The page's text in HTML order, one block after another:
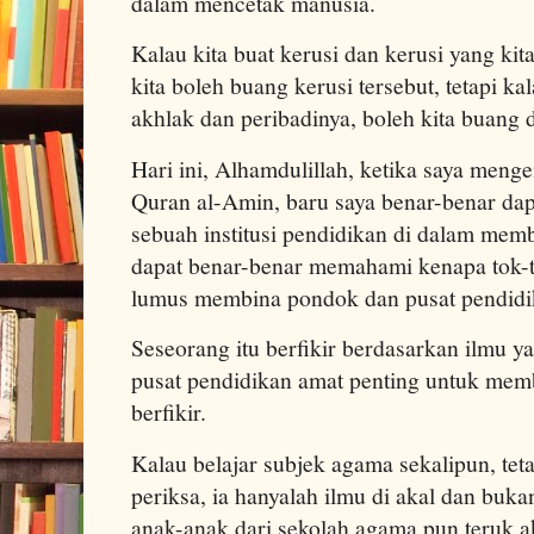
Kalau kita buat kerusi dan kerusi yang
kita boleh buang kerusi tersebut, tetapi
akhlak dan peribadinya, boleh kita buang
Hari ini, Alhamdulillah, ketika saya
Quran al-Amin, baru saya benar-benar
sebuah institusi pendidikan di dalam
dapat benar-benar memahami kenapa
lumus membina pondok dan pusat
Seseorang itu berfikir berdasarkan ilmu
pusat pendidikan amat penting untuk
berfikir.
Kalau belajar subjek agama sekalipun,
periksa, ia hanyalah ilmu di akal dan
anak-anak dari sekolah agama pun teruk